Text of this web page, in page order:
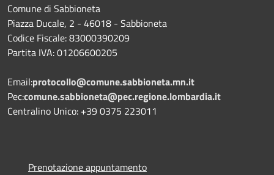
Comune di Sabbioneta
Piazza Ducale, 2 - 46018 - Sabbioneta
Codice Fiscale: 83000390209
Partita IVA: 01206600205
Email:protocollo@comune.sabbioneta.mn.it
Pec:comune.sabbioneta@pec.regione.lombardia.it
Centralino Unico: +39 0375 223011
Prenotazione appuntamento